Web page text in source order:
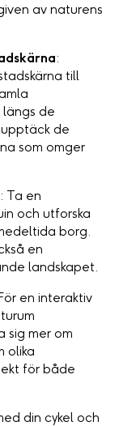
av naturens
:
till
de
de
som omger
: Ta en
och utforska
borg.
en
landskapet.
en interaktiv
sig mer om
olika
för både
din cykel och